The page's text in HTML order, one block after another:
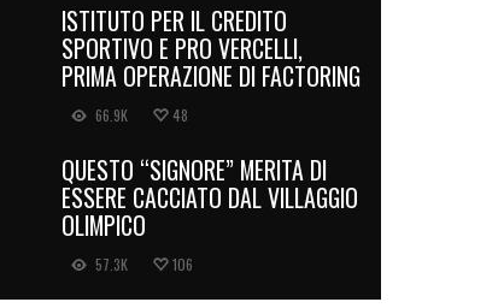
ISTITUTO PER IL CREDITO
SPORTIVO E PRO VERCELLI,
PRIMA OPERAZIONE DI FACTORING
66.9K 48
QUESTO “SIGNORE” MERITA DI
ESSERE CACCIATO DAL VILLAGGIO
OLIMPICO
57.3K 106